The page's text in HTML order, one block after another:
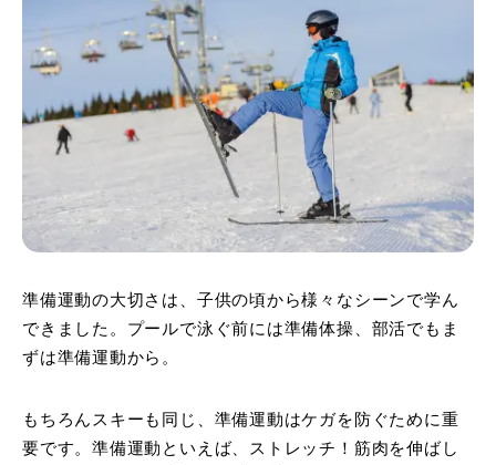
準備運動の大切さは、子供の頃から様々なシーンで学ん
できました。プールで泳ぐ前には準備体操、部活でもま
ずは準備運動から。
もちろんスキーも同じ、準備運動はケガを防ぐために重
要です。準備運動といえば、ストレッチ！筋肉を伸ばし